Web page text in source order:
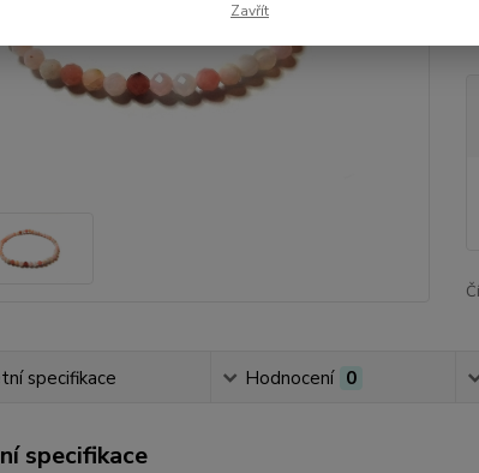
specifikace Hodnocení 0
specifikace
Zavřít